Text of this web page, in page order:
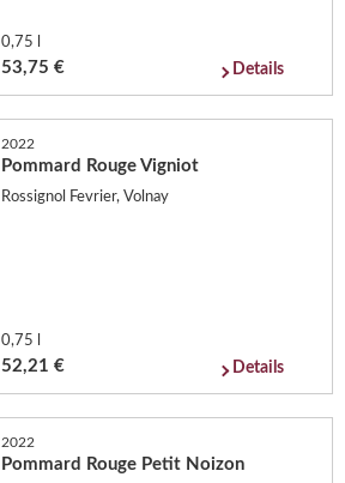
0,75 l
53,75 € Details
2022
Pommard Rouge Vigniot
Rossignol Fevrier, Volnay
0,75 l
52,21 € Details
2022
Pommard Rouge Petit Noizon